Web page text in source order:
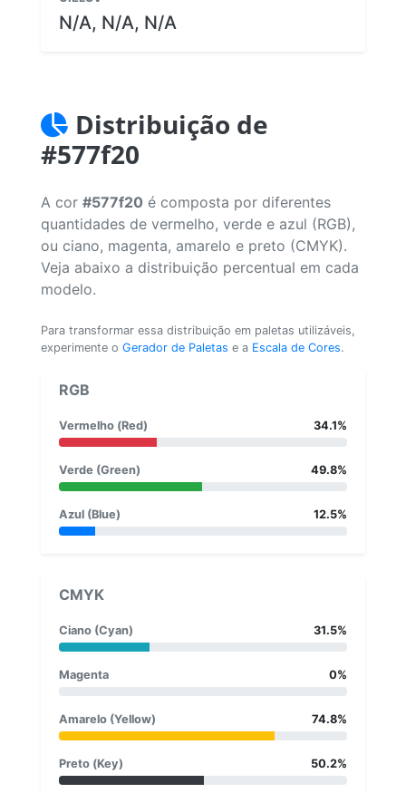
N/A, N/A, N/A
Distribuição de
#577f20
A cor #577f20 é composta por diferentes
quantidades de vermelho, verde e azul (RGB),
ou ciano, magenta, amarelo e preto (CMYK).
Veja abaixo a distribuição percentual em cada
modelo.
Para transformar essa distribuição em paletas utilizáveis,
experimente o Gerador de Paletas e a Escala de Cores.
RGB
Vermelho (Red) 34.1%
Verde (Green) 49.8%
Azul (Blue) 12.5%
CMYK
Ciano (Cyan) 31.5%
Magenta 0%
Amarelo (Yellow) 74.8%
Preto (Key) 50.2%